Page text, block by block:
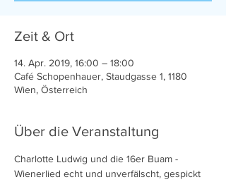
Zeit & Ort
14. Apr. 2019, 16:00 – 18:00
Café Schopenhauer, Staudgasse 1, 1180
Wien, Österreich
Über die Veranstaltung
Charlotte Ludwig und die 16er Buam -
Wienerlied echt und unverfälscht, gespickt